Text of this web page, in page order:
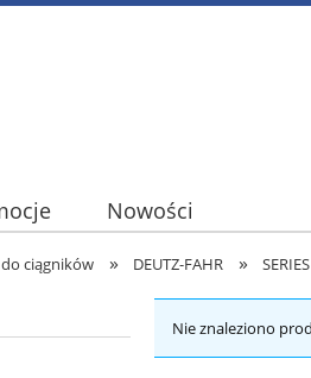
Nowości
do ciągników » DEUTZ-FAHR »
Nie znaleziono